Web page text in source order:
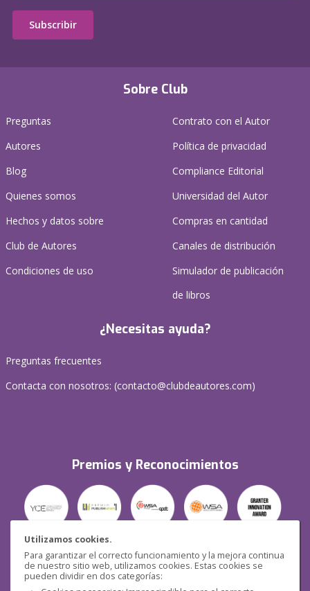
Utilizamos cookies.
Para garantizar el correcto funcionamiento y la mejora continua
de nuestro sitio web, utilizamos cookies. Estas cookies se
pueden dividir en dos categorías:
Sobre Club
Preguntas
Autores
Blog
Quienes somos
Hechos y datos sobre
Club de Autores
Condiciones de uso
Contrato con el Autor
Política de privacidad
Compliance Editorial
Universidad del Autor
Compras en cantidad
Canales de distribución
Simulador de publicación
de libros
¿Necesitas ayuda?
Preguntas frecuentes
Contacta con nosotros: (contacto@clubdeautores.com)
Premios y Reconocimientos
Seguridad
Subscribir